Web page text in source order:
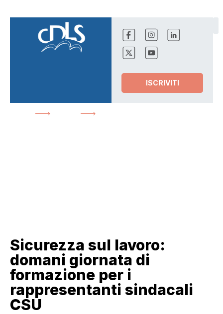
ISCRIVITI
Sicurezza sul lavoro:
domani giornata di
formazione per i
rappresentanti sindacali
CSU